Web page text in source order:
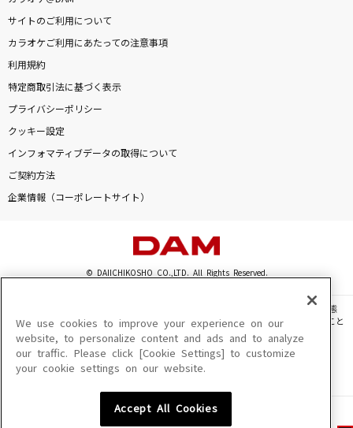
サイトのご利用について
カラオケご利用にあたっての注意事項
利用規約
特定商取引法に基づく表示
プライバシーポリシー
クッキー設定
インフォマティブデータの取得について
ご契約方法
企業情報（コーポレートサイト）
© DAIICHIKOSHO CO.,LTD. All Rights Reserved.
このサイトに掲載されている一切の文章・画像・写真・動画・音声等を、手段や形態
を問わず、著作権法の定める範囲を超えて無断で複製、転載、ファイル化などすること
を禁じます。
楽曲及びコンテンツは、機種によりご利用いただけない場合があります。
楽曲及びコンテンツの配信日、配信内容が変更になる場合があります。
We use cookies to improve your experience on our
website, to personalize content and ads and to analyze
our traffic. Please click [Cookie Settings] to customize
your cookie settings on our website.
Accept All Cookies